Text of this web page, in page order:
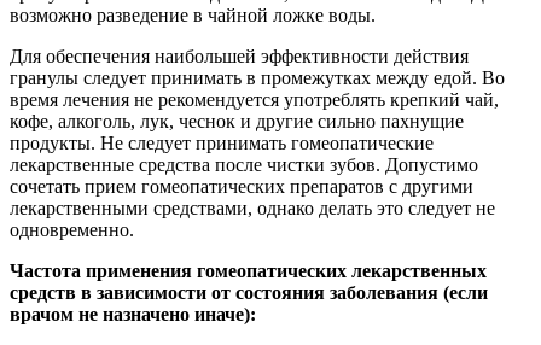
возможно разведение в чайной ложке воды.
Для обеспечения наибольшей эффективности действия
гранулы следует принимать в промежутках между едой. Во
время лечения не рекомендуется употреблять крепкий чай,
кофе, алкоголь, лук, чеснок и другие сильно пахнущие
продукты. Не следует принимать гомеопатические
лекарственные средства после чистки зубов. Допустимо
сочетать прием гомеопатических препаратов с другими
лекарственными средствами, однако делать это следует не
одновременно.
Частота применения гомеопатических лекарственных
средств в зависимости от состояния заболевания (если
врачом не назначено иначе):